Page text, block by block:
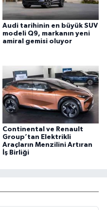
Audi tarihinin en büyük SUV
modeli Q9, markanın yeni
amiral gemisi oluyor
Continental ve Renault
Group’tan Elektrikli
Araçların Menzilini Artıran
İş Birliği